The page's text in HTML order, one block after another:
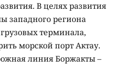
В целях развития
западного региона
терминала,
морской порт Актау.
линия Боржакты –